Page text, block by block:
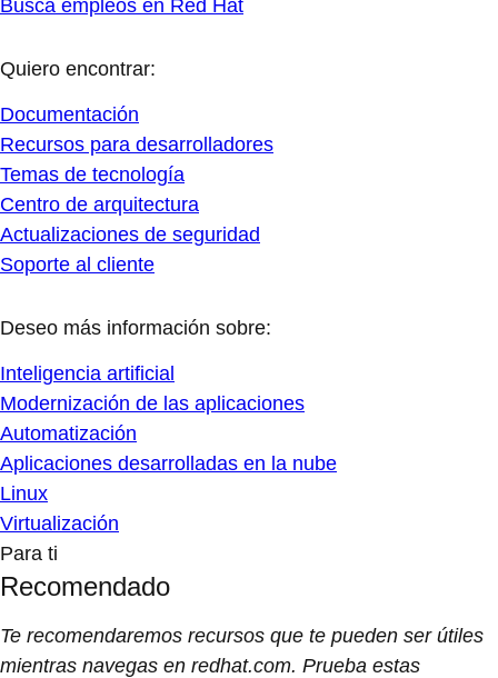
Busca empleos en Red Hat
Quiero encontrar:
Documentación
Recursos para desarrolladores
Temas de tecnología
Centro de arquitectura
Actualizaciones de seguridad
Soporte al cliente
Deseo más información sobre:
Inteligencia artificial
Modernización de las aplicaciones
Automatización
Aplicaciones desarrolladas en la nube
Linux
Virtualización
Para ti
Recomendado
Te recomendaremos recursos que te pueden ser útiles
mientras navegas en redhat.com. Prueba estas